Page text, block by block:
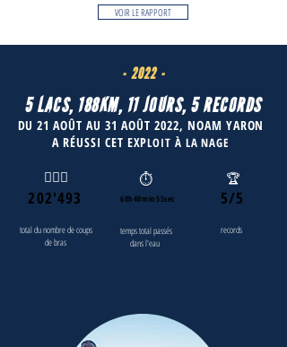
VOIR LE RAPPORT
- 2022 -
5 LACS, 188KM, 11 JOURS, 5 RECORDS
DU 21 AOÛT AU 31 AOÛT 2022, NOAM YARON
A RÉUSSI CET EXPLOIT À LA NAGE
🏊🏻‍♂️
202'493
​⏱️
60h40min55sec
🏆
5/5
total du nombre de coups
de bras
temps total passés
dans l'eau
records